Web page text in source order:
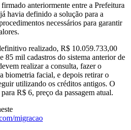
anteriormente entre a Prefeitura
havia definido a solução para a
necessários para garantir
realizado, R$ 10.059.733,00
85 mil cadastros do sistema anterior de
realizar a consulta, fazer o
biometria facial, e depois retirar o
utilizando os créditos antigos. O
R$ 6, preço da passagem atual.
migracao